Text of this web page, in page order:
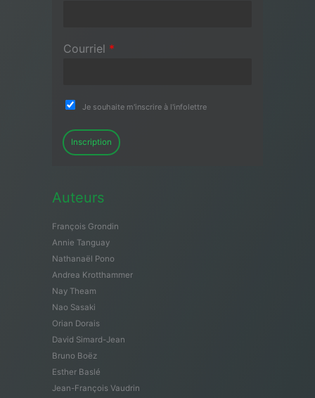
Courriel *
Je souhaite m'inscrire à l'infolettre
Inscription
Auteurs
François Grondin
Annie Tanguay
Nathanaël Pono
Andrea Krotthammer
Nay Theam
Nao Sasaki
Orian Dorais
David Simard-Jean
Bruno Boëz
Esther Baslé
Jean-François Vaudrin